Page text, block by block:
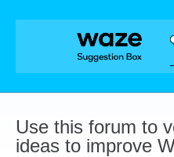
Skip
Use this forum to
ideas to improve